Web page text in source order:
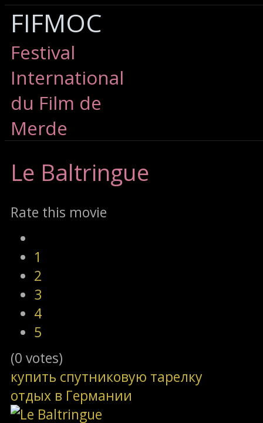
FIFMOC
Festival
International
du Film de
Merde
Le Baltringue
Rate this movie
1
2
3
4
5
(0 votes)
купить спутниковую тарелку
отдых в Германии